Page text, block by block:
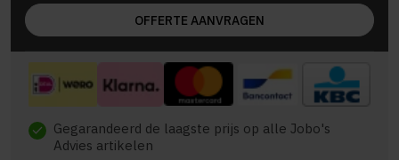
OFFERTE AANVRAGEN
check Gegarandeerd de laagste prijs op alle Jobo's
Advies artikelen